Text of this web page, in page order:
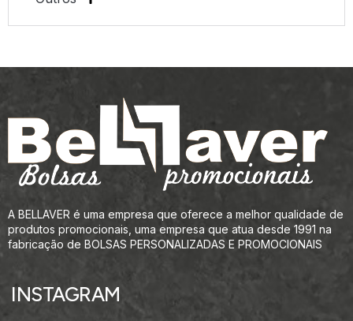
A BELLAVER é uma empresa que oferece a melhor qualidade de
produtos promocionais, uma empresa que atua desde 1991 na
fabricação de BOLSAS PERSONALIZADAS E PROMOCIONAIS
INSTAGRAM